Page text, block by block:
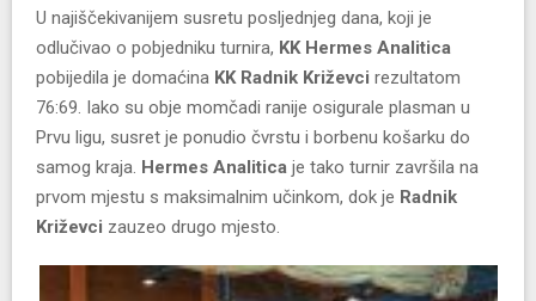
U najiščekivanijem susretu posljednjeg dana, koji je
odlučivao o pobjedniku turnira, KK Hermes Analitica
pobijedila je domaćina KK Radnik Križevci rezultatom
76:69. Iako su obje momčadi ranije osigurale plasman u
Prvu ligu, susret je ponudio čvrstu i borbenu košarku do
samog kraja. Hermes Analitica je tako turnir završila na
prvom mjestu s maksimalnim učinkom, dok je Radnik
Križevci zauzeo drugo mjesto.